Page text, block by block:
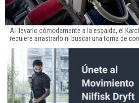
Al llevarlo cómodamente a la espalda, el
requiere arrastrarlo ni buscar una toma de